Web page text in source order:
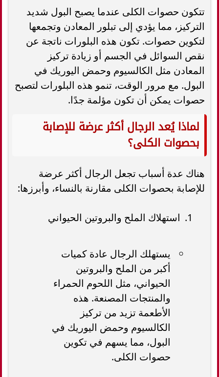
تتكون حصوات الكلى عندما يصبح البول شديد
التركيز، مما يؤدي إلى تبلور المعادن وتجمعها
لتكوين حصوات. تكون هذه البلورات ناتجة عن
نقص السوائل في الجسم أو زيادة تركيز
المعادن مثل الكالسيوم وحمض اليوريك في
البول. مع مرور الوقت، تنمو هذه البلورات لتصبح
حصوات يمكن أن تكون مؤلمة جدًا.
لماذا يُعد الرجال أكثر عرضة للإصابة
بحصوات الكلى؟
هناك عدة أسباب تجعل الرجال أكثر عرضة
للإصابة بحصوات الكلى مقارنة بالنساء، وأبرزها:
استهلاك الملح والبروتين الحيواني
يستهلك الرجال عادة كميات
أكبر من الملح والبروتين
الحيواني، مثل اللحوم الحمراء
والمنتجات المصنعة. هذه
الأطعمة تزيد من تركيز
الكالسيوم وحمض اليوريك في
البول، مما يسهم في تكوين
حصوات الكلى.